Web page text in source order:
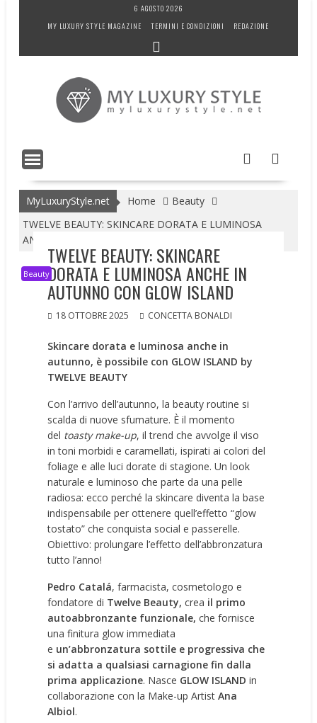
6 AGOSTO 2026
MY LUXURY STYLE MAGAZINE
TERMINI E CONDIZIONI REDAZIONE
MyLuxuryStyle.net Home
Beauty
TWELVE BEAUTY: SKINCARE DORATA E LUMINOSA
ANCHE IN AUTUNNO CON GLOW ISLAND
Beauty
TWELVE BEAUTY: SKINCARE
DORATA E LUMINOSA ANCHE IN
AUTUNNO CON GLOW ISLAND
18 OTTOBRE 2025 CONCETTA BONALDI
Skincare dorata e luminosa anche in
autunno, è possibile con GLOW ISLAND by
TWELVE BEAUTY
Con l’arrivo dell’autunno, la beauty routine si
scalda di nuove sfumature. È il momento
del toasty make-up, il trend che avvolge il viso
in toni morbidi e caramellati, ispirati ai colori del
foliage e alle luci dorate di stagione. Un look
naturale e luminoso che parte da una pelle
radiosa: ecco perché la skincare diventa la base
indispensabile per ottenere quell’effetto “glow
tostato” che conquista social e passerelle.
Obiettivo: prolungare l’effetto dell’abbronzatura
tutto l’anno!
Pedro Catalá, farmacista, cosmetologo e
fondatore di Twelve Beauty, crea il primo
autoabbronzante funzionale, che fornisce
una finitura glow immediata
e un’abbronzatura sottile e progressiva che
si adatta a qualsiasi carnagione fin dalla
prima applicazione. Nasce GLOW ISLAND in
collaborazione con la Make-up ArtistAna
Albiol.